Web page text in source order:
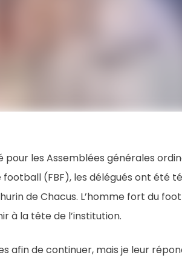
pour les Assemblées générales
(FBF), les délégués ont été
de Chacus. L’homme fort du
à la tête de l’institution.
afin de continuer, mais je leur